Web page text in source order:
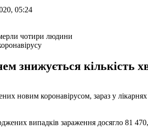
05:24
знижується кількість
новим коронавірусом, зараз у
випадків зараження досягло 81